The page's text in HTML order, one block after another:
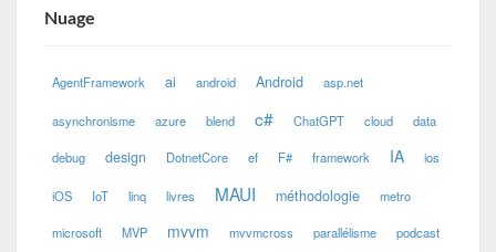
Nuage
AgentFramework ai android Android asp.net
asynchronisme azure blend c# ChatGPT cloud data
debug design DotnetCore ef F# framework IA ios
iOS IoT linq livres MAUI méthodologie metro
microsoft MVP mvvm mvvmcross parallélisme podcast